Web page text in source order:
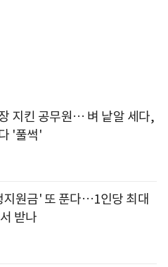
지킨 공무원… 벼 낱알 세다,
'풀썩'
지원금' 또 푼다…1인당 최대
받나